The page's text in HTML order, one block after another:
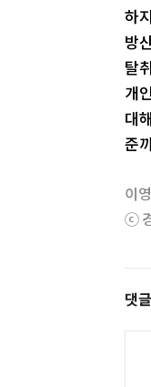
하
방
탈
개
대
준
이
ⓒ
댓글